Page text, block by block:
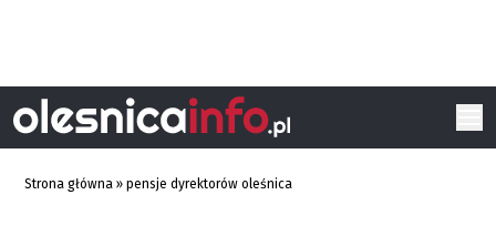
Strona główna »pensje dyrektorów oleśnica